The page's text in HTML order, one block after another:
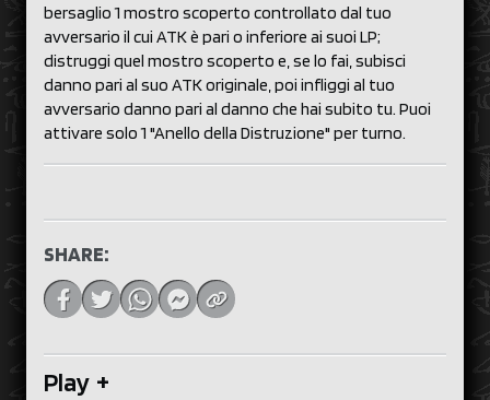
Play +
bersaglio 1 mostro scoperto controllato dal tuo
avversario il cui ATK è pari o inferiore ai suoi LP;
distruggi quel mostro scoperto e, se lo fai, subisci
danno pari al suo ATK originale, poi infliggi al tuo
avversario danno pari al danno che hai subito tu. Puoi
attivare solo 1 "Anello della Distruzione" per turno.
SHARE: